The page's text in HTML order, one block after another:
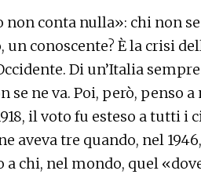
conta nulla»: chi non
un conoscente? È la crisi
Di un’Italia
se ne va. Poi, però, penso
il voto fu esteso a tutti i
aveva tre quando, nel
a chi, nel mondo, quel